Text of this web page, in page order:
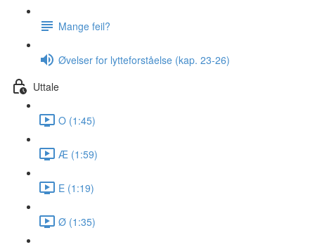
Mange feil?
Øvelser for lytteforståelse (kap. 23-26)
Uttale
O (1:45)
Æ (1:59)
E (1:19)
Ø (1:35)